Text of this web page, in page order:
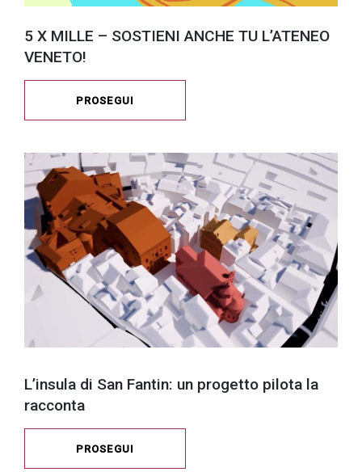
5 X MILLE – SOSTIENI ANCHE TU L’ATENEO
VENETO!
PROSEGUI
L’insula di San Fantin: un progetto pilota la
racconta
PROSEGUI